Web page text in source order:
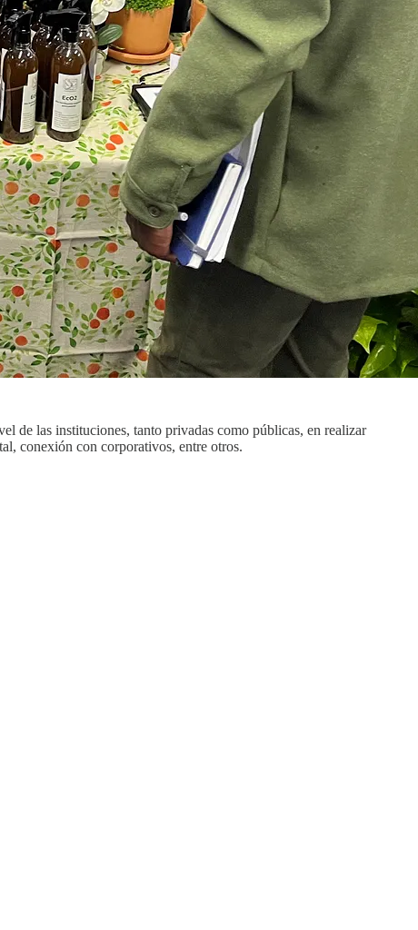
de las instituciones, tanto privadas como públicas, en realizar
conexión con corporativos, entre otros.